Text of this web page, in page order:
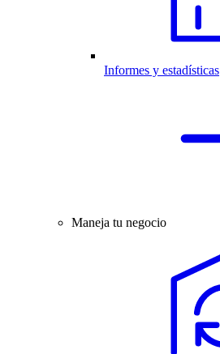
Informes y estadísticas
Maneja tu negocio